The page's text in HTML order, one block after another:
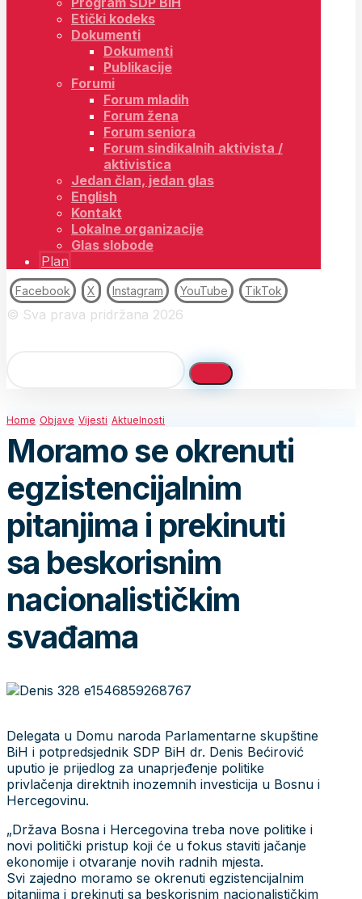
Etički kodeks
Dokumenti
Dokumenti
Publikacije
Forumi
Forum mladih
Forum žena
Forum seniora
Forum sindikalnih aktivista /
aktivistica
Jedan član, jedan glas
English
Kontakt
Lokalne organizacije
Glas slobode
Plan
Facebook X Instagram YouTube TikTok
© Sva prava pridržana 2026
Home Objave Vijesti Aktuelnosti
Moramo se okrenuti
egzistencijalnim
pitanjima i prekinuti
sa beskorisnim
nacionalističkim
svađama
Delegata u Domu naroda Parlamentarne skupštine
BiH i potpredsjednik SDP BiH dr. Denis Bećirović
uputio je prijedlog za unaprjeđenje politike
privlačenja direktnih inozemnih investicija u Bosnu i
Hercegovinu.
„Država Bosna i Hercegovina treba nove politike i
novi politički pristup koji će u fokus staviti jačanje
ekonomije i otvaranje novih radnih mjesta.
Svi zajedno moramo se okrenuti egzistencijalnim
pitanjima i prekinuti sa beskorisnim nacionalističkim